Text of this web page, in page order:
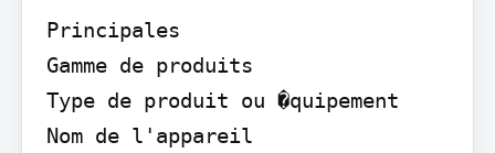
Principales
Gamme de produits
Type de produit ou �quipement
Nom de l'appareil